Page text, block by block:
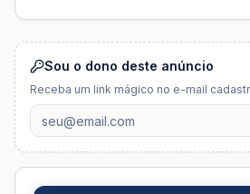
Sou o dono deste anúncio
Receba um link mágico no e-mail